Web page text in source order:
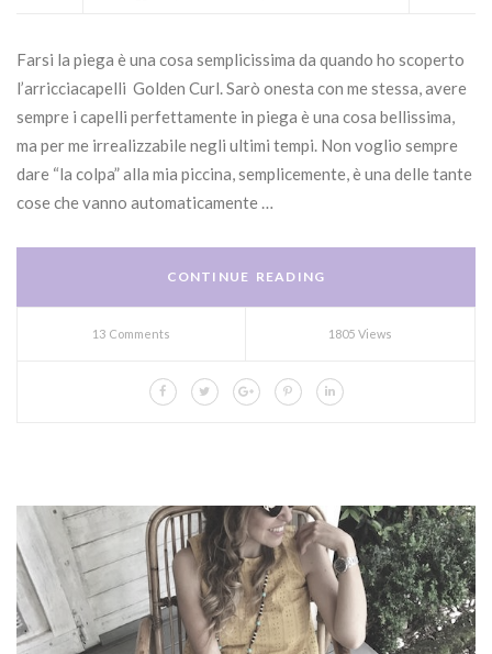
Farsi la piega è una cosa semplicissima da quando ho scoperto
l’arricciacapelli Golden Curl. Sarò onesta con me stessa, avere
sempre i capelli perfettamente in piega è una cosa bellissima,
ma per me irrealizzabile negli ultimi tempi. Non voglio sempre
dare “la colpa” alla mia piccina, semplicemente, è una delle tante
cose che vanno automaticamente …
CONTINUE READING
13 Comments 1805 Views